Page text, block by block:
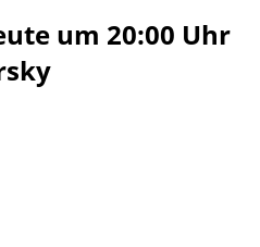
um 20:00 Uhr